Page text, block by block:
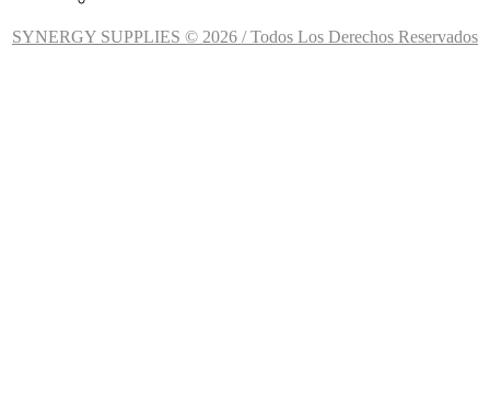
SYNERGY SUPPLIES © 2026 / Todos Los Derechos Reservados